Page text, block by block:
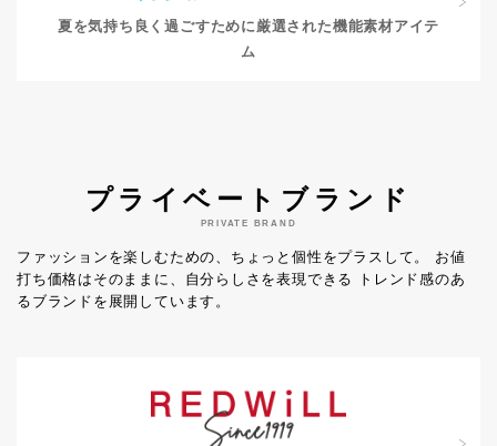
夏を気持ち良く過ごすために 厳選された機能素材アイテ
ム
プライベートブランド
PRIVATE BRAND
ファッションを楽しむための、ちょっと個性をプラスして。
お値
打ち価格はそのままに、自分らしさを表現できる
トレンド感のあ
るブランドを展開しています。